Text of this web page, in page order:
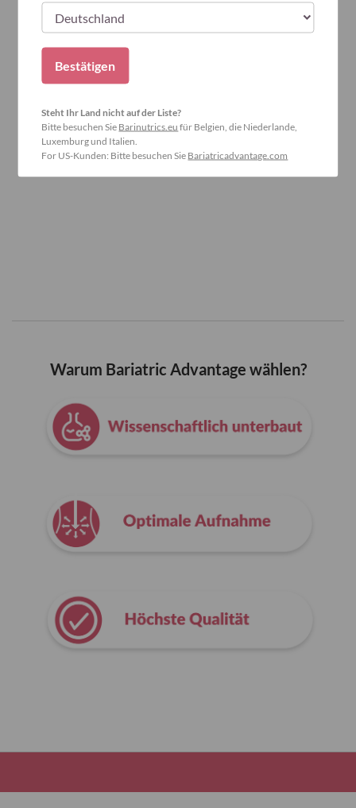
Warum Bariatric Advantage wählen?
Bestätigen
Steht Ihr Land nicht auf der Liste?
Bitte besuchen Sie Barinutrics.eu für Belgien, die Niederlande,
Luxemburg und Italien.
For US-Kunden: Bitte besuchen Sie Bariatricadvantage.com